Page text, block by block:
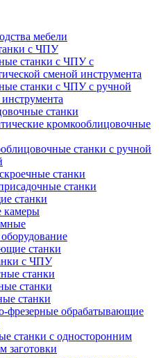
мебели
с ЧПУ
станки с ЧПУ с
сменой инструмента
станки с ЧПУ с ручной
станки
кромкооблицовочные
станки с ручной
станки
станки
станки
камеры
станки
с ЧПУ
станки
станки
станки
фрезерные обрабатывающие
станки с односторонним
заготовки